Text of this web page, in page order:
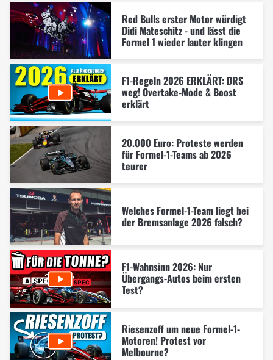
Red Bulls erster Motor würdigt
Didi Mateschitz - und lässt die
Formel 1 wieder lauter klingen
F1-Regeln 2026 ERKLÄRT: DRS
weg! Overtake-Mode & Boost
erklärt
20.000 Euro: Proteste werden
für Formel-1-Teams ab 2026
teurer
Welches Formel-1-Team liegt bei
der Bremsanlage 2026 falsch?
F1-Wahnsinn 2026: Nur
Übergangs-Autos beim ersten
Test?
Riesenzoff um neue Formel-1-
Motoren! Protest vor
Melbourne?